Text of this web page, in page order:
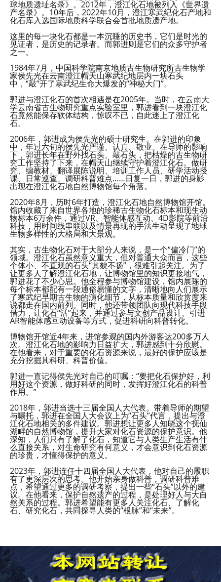
球地质遗址名录》。2012年，澄江化石地被列入《世界遗
产名录》。10年后，2022年10月，澄江寒武纪化石产地和
化石库入选国际地质科学联合会首批地质遗产地。
这里的每一块化石都是一本沉睡的历史书，它们是时光的
见证者，是历史的记录者。而郭进则是它们的众多守护者
之一。
1984年7月，中国科学院南京地质古生物研究所古生物学
家侯先光在云南澄江帽天山寒武纪地层内一块石头
中，“敲”开了寒武纪生命大爆发的“神秘大门”。
郭进与澄江化石的首次相遇是在2005年。当时，在云南大
学云南省古生物研究重点实验室里，郭进看到一块澄江化
石竟然能保存软体结构，惊叹不已，自此迷上了澄江化
石。
2006年，郭进成为侯先光的硕士研究生。在郭进的印象
中，年过六旬的侯先光严谨、认真、敬业。在导师的影响
下，郭进长年在野外找石头、敲石头，把枯燥的古生物研
究工作坚持了下来，在帽天山继续守护着澄江化石。做研
究、编教材、翻译展陈说明、培训工作人员、研学活动授
课、日常巡查、调研科普难点……日复一日，郭进的身影
出现在澄江化石地自然博物馆每个角落。
2020年8月，历时6年打造，澄江化石地自然博物馆开馆。
馆内收藏了来自世界各地的珍稀古生物化石标本和现生动
物标本6万余件，通过VR、智能体感互动、4D影院等前沿
科技，用时间线串联以及情景再现的手法生动呈现了地球
生物多样性的大格局和大景观。
其实，古生物化石对于大部分人来说，是一个“偏冷门”的
领域。澄江化石虽然意义重大，但对普通大众而言，这些
个体小、不直观的石头“其貌不扬”，很难引起关注。为了
让更多人了解澄江化石地，让博物馆里的知识更接地气，
郭进花了不少心思。他全程参与博物馆建设，馆内展陈的
每个标本都配有一段通俗易懂的文字，清晰地向人们展示
了寒武纪早期古生物的演化细节，从标本质量和欣赏度来
说都走在国内前列。同时，他还带领团队向现代科技手段
借力，让化石“活”起来，并通过参与文创产品设计、引进
AR智能体感互动设备等方式，促进科研向科普转化。
博物馆开馆近4年来，进馆参观的国内外游客达200多万人
次。澄江化石地的影响力日益扩大，郭进感到十分欣慰。
在他看来，对于重要的化石资源来说，最好的保护应该是
充分挖掘其科研、科普价值。
郭进一直记得侯先光对自己的叮嘱：“要把化石保护好，利
用好这个资源，做好科研的同时，发挥好澄江化石的科普
作用。”
2018年，郭进当选十三届全国人大代表。带着导师的期望
与嘱托，郭进在全国人大会议上为“石头”代言，提出与澄
江化石地相关的多件建议。郭进想让更多人知晓这个抚仙
湖畔的自然博物馆，提升大家对化石资源的保护意识。他
深知，人们只有了解了化石，知道它与人类生产生活有什
么直接关系，对生命研究有何意义，才会意识到化石资源
的珍贵，才懂得保护的意义。
2023年，郭进连任十四届全国人大代表，他对自己的履职
有了更深层次的思考。他开始亲身做科普，调研科普难
点，希望通过更多的调研考察，提出一些“石头”以外的建
议。在他看来，保护自然遗产的过程，是处理好人与大自
然关系的过程。郭进希望能有更多人关注化石、了解化
石、研究化石，共同探寻人类的“根脉”和“未来”。